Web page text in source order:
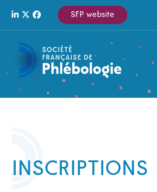
Aller
contenu
principal
SFP website
INSCRIPTIONS
Panneau de gestion des cookies